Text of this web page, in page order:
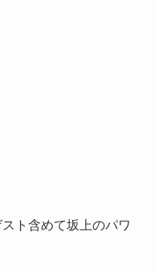
ト含めて坂上のパワ